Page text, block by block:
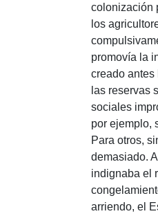
colonización
los
promovía la
creado antes
las reservas
sociales
por ejemplo,
Para otros,
demasiado.
indignaba el
arriendo, el